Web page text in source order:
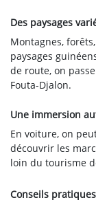
Des paysages
Montagnes,
paysages
de route, on
Fouta-Djalon.
Une immersion
En voiture, on
découvrir les
loin du tourisme
Conseils